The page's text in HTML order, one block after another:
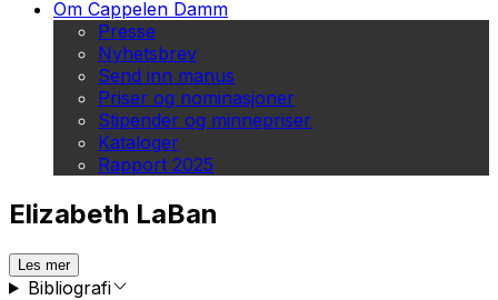
Om Cappelen Damm
Presse
Nyhetsbrev
Send inn manus
Priser og nominasjoner
Stipender og minnepriser
Kataloger
Rapport 2025
Elizabeth LaBan
Les mer
Bibliografi